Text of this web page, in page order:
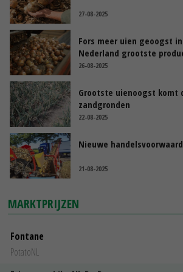
27-08-2025
Fors meer uien geoogst
Nederland grootste
26-08-2025
Grootste uienoogst komt
zandgronden
22-08-2025
Nieuwe
21-08-2025
MARKTPRIJZEN
Fontane
PotatoNL